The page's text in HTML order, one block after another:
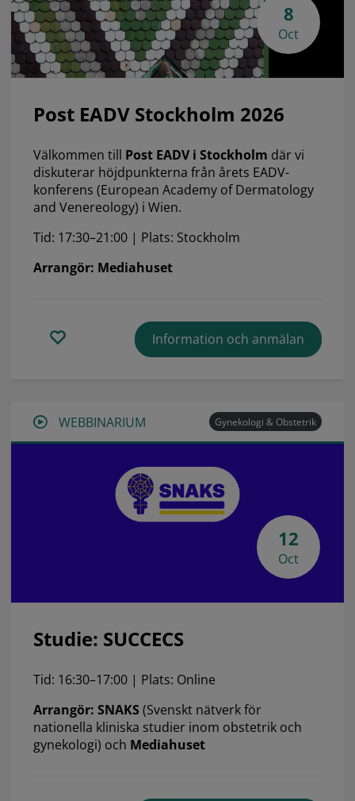
8
Oct
Post EADV Stockholm 2026
Välkommen till Post EADV i Stockholm där vi
diskuterar höjdpunkterna från årets EADV-
konferens (European Academy of Dermatology
and Venereology) i Wien.
Tid: 17:30–21:00 | Plats: Stockholm
Arrangör: Mediahuset
Information och anmälan
WEBBINARIUM Gynekologi & Obstetrik
12
Oct
Studie: SUCCECS
Tid: 16:30–17:00 | Plats: Online
Arrangör: SNAKS (Svenskt nätverk för
nationella kliniska studier inom obstetrik och
gynekologi) och Mediahuset